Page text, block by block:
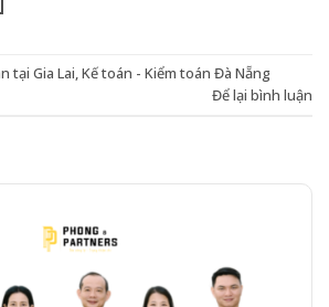
tại Gia Lai,Kế toán - Kiểm toán Đà Nẵng
Để lại bình luận